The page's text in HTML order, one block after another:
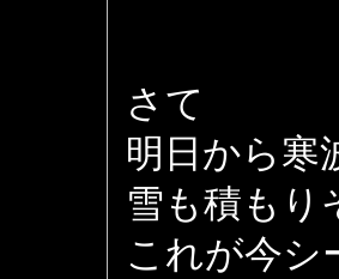
さて
明日から寒
雪も積もり
これが今シ